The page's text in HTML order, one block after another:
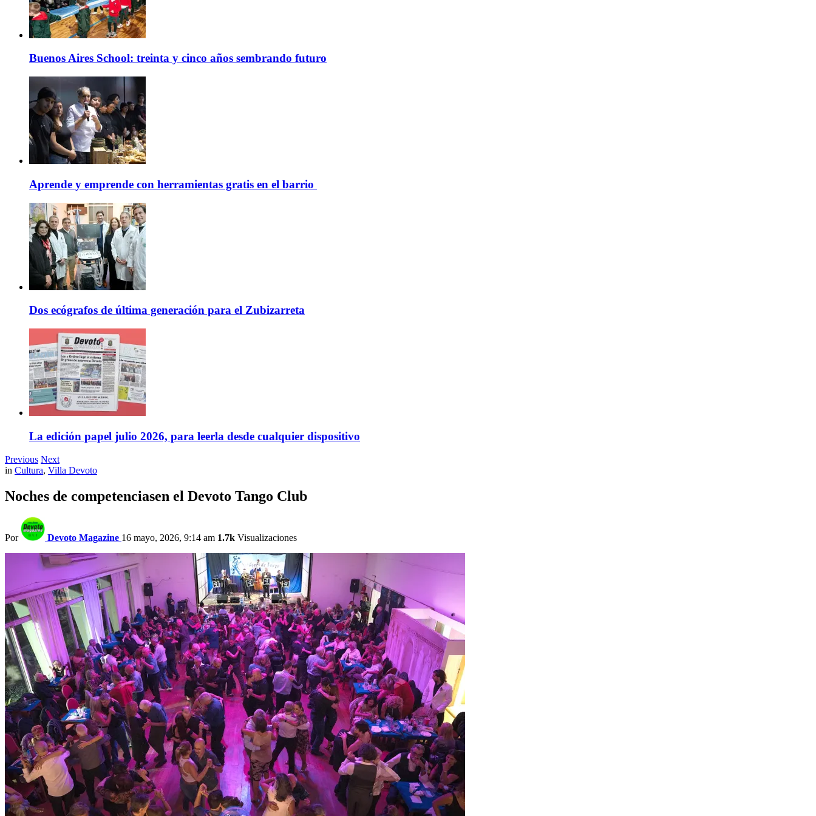
Buenos Aires School: treinta y cinco años sembrando futuro
Aprende y emprende con herramientas gratis en el barrio
Dos ecógrafos de última generación para el Zubizarreta
La edición papel julio 2026, para leerla desde cualquier dispositivo
Previous Next
in Cultura, Villa Devoto
Noches de competenciasen el Devoto Tango Club
Por Devoto Magazine 16 mayo, 2026, 9:14 am 1.7k Visualizaciones